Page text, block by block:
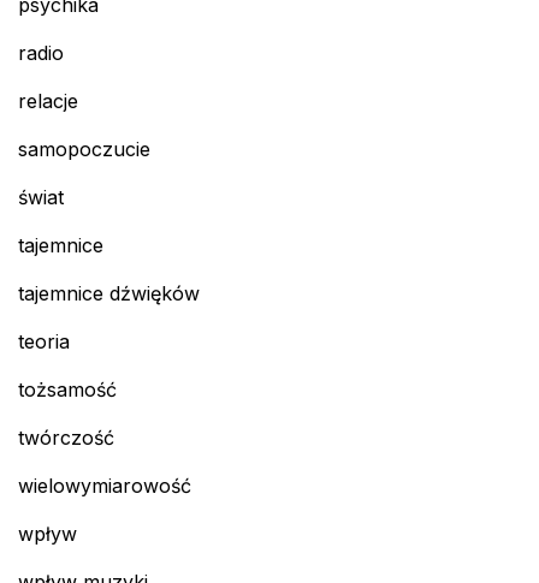
psychika
radio
relacje
samopoczucie
świat
tajemnice
tajemnice dźwięków
teoria
tożsamość
twórczość
wielowymiarowość
wpływ